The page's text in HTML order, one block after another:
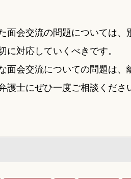
面会交流の問題については
に対応していくべきです。
面会交流についての問題は
護士にぜひ一度ご相談くださ